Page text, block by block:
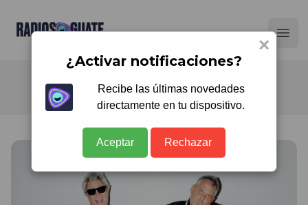
Radios Guate
×
¿Activar notificaciones?
Recibe las últimas novedades
directamente en tu dispositivo.
Aceptar Rechazar